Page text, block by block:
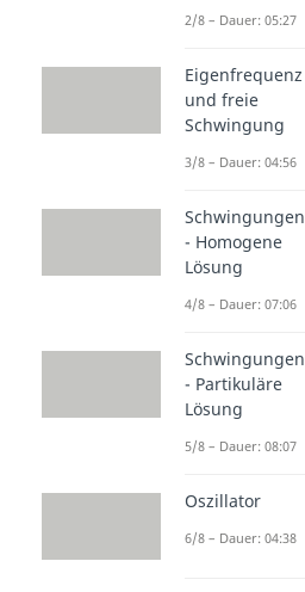
2/8 – Dauer: 05:27
Eigenfrequenz
und freie
Schwingung
3/8 – Dauer: 04:56
Schwingungen
- Homogene
Lösung
4/8 – Dauer: 07:06
Schwingungen
- Partikuläre
Lösung
5/8 – Dauer: 08:07
Oszillator
6/8 – Dauer: 04:38